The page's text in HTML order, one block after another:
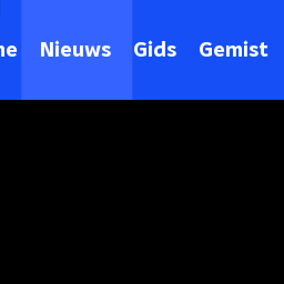
Nieuws Gids Gemist